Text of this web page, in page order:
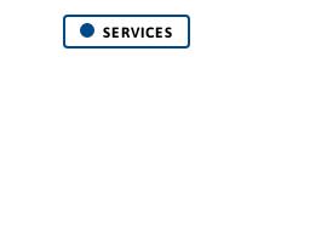
SERVICES